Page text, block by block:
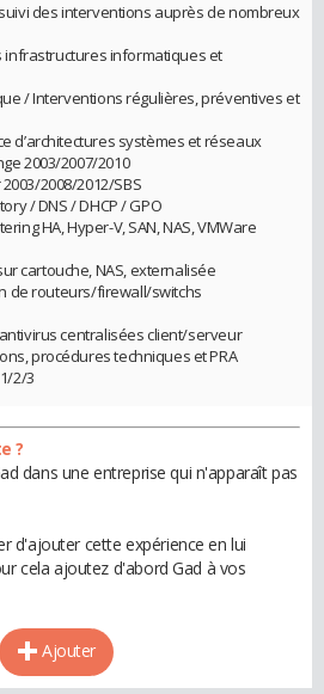
des interventions auprès de nombreux
infrastructures informatiques et
/ Interventions régulières, préventives et
d’architectures systèmes et réseaux
2003/2007/2010
2008/2012/SBS
/ DNS / DHCP / GPO
HA, Hyper-V, SAN, NAS, VMWare
cartouche, NAS, externalisée
de routeurs/firewall/switchs
centralisées client/serveur
procédures techniques et PRA
2/3
?
dans une entreprise qui n'apparaît pas
d'ajouter cette expérience en lui
cela ajoutez d'abord Gad à vos
Ajouter